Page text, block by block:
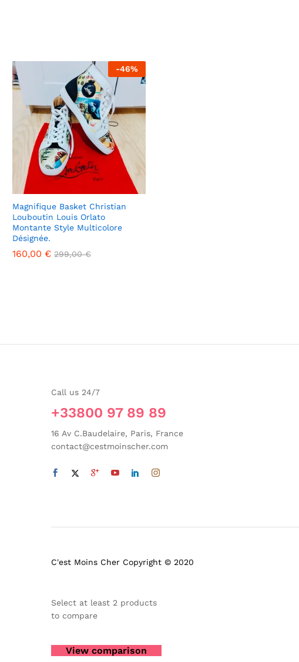
-46%
Magnifique Basket Christian
Louboutin Louis Orlato
Montante Style Multicolore
Désignée.
160,00 € 299,00€
160,00 € 299,00€
Call us 24/7
+33800 97 89 89
16 Av C.Baudelaire, Paris, France
contact@cestmoinscher.com
C'est Moins Cher Copyright © 2020
Select at least 2 products
to compare
View comparison